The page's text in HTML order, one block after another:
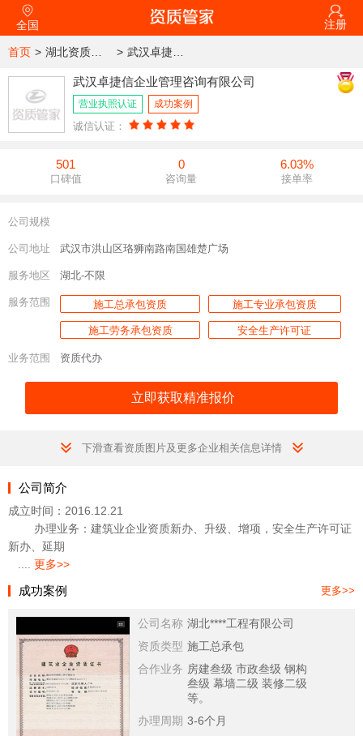
全国 注册
首页 > >
武汉卓捷信企业管理咨询有限公司
营业执照认证 成功案例
诚信认证：
501
口碑值
0
咨询量
6.03%
接单率
公司规模
公司地址 武汉市洪山区珞狮南路南国雄楚广场
服务地区 湖北-不限
服务范围 施工总承包资质 施工专业承包资质
施工劳务承包资质 安全生产许可证
业务范围 资质代办
下滑查看资质图片及更多企业相关信息详情
公司简介
成立时间：2016.12.21
办理业务：建筑业企业资质新办、升级、增项，安全生产许可证
新办、延期
更多>>
成功案例 更多>>
公司名称 湖北****工程有限公司
资质类型 施工总承包
合作业务 房建叁级 市政叁级 钢构
叁级 幕墙二级 装修二级
等。
办理周期 3-6个月